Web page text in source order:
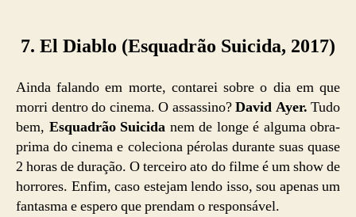
7. El Diablo (Esquadrão Suicida, 2017)
Ainda falando em morte, contarei sobre o dia em que
morri dentro do cinema. O assassino?David Ayer. Tudo
bem, Esquadrão Suicida nem de longe é alguma obra-
prima do cinema e coleciona pérolas durante suas quase
2 horas de duração. O terceiro ato do filme é um show de
horrores. Enfim, caso estejam lendo isso, sou apenas um
fantasma e espero que prendam o responsável.